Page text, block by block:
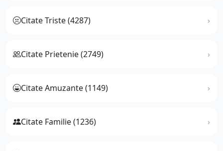
Citate Triste (4287)
Citate Prietenie (2749)
Citate Amuzante (1149)
Citate Familie (1236)